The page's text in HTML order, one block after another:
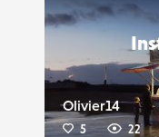
Olivier14
5 22